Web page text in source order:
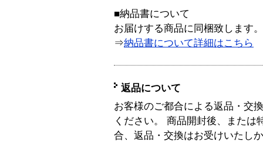
■納品書について
お届けする商品に同梱致します。
⇒納品書について詳細はこちら
返品について
お客様のご都合による返品・交
ください。 商品開封後、または
合、返品・交換はお受けいたし